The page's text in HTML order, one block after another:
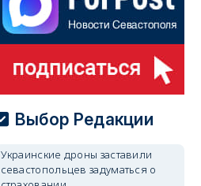
Выбор Редакции
Украинские дроны заставили
севастопольцев задуматься о